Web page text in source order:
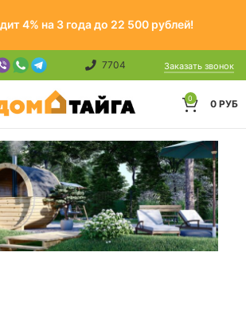
4% на 3 года до 22 500 рублей!
7704 Заказать звонок
0 0 РУБ